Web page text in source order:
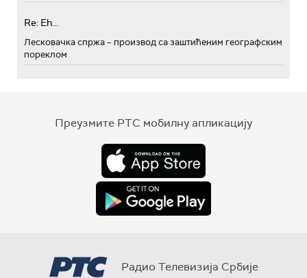
Re: Eh...
Лесковачка спржа – производ са заштићеним географским
пореклом
Преузмите РТС мобилну апликацију
Радио Телевизија Србије